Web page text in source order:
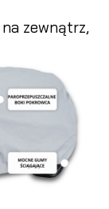
zewnątrz,